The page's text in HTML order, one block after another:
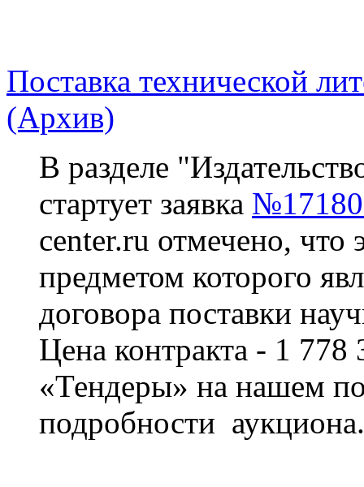
Поставка технической
(Архив)
В разделе
стартует заявка
center.ru отмечено, что
предметом которого
договора поставки
Цена контракта - 1 778
«Тендеры» на нашем
подробности аукциона.